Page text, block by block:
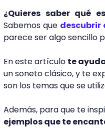
¿Quieres saber qué
Sabemos que descubrir
parece ser algo sencillo
En este artículo te
un soneto clásico, y te
son los temas que se
Además, para que te
ejemplos que te